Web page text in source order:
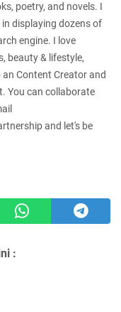
poetry, and novels. I
in displaying dozens of
engine. I love
beauty & lifestyle,
Content Creator and
You can collaborate
and let's be
: